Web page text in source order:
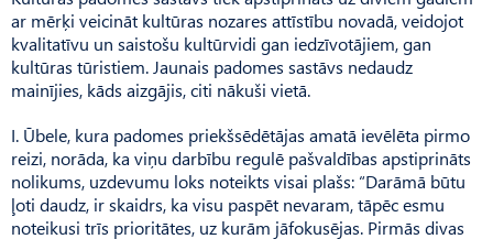
ar mērķi veicināt kultūras nozares attīstību novadā, veidojot
kvalitatīvu un saistošu kultūrvidi gan iedzīvotājiem, gan
kultūras tūristiem. Jaunais padomes sastāvs nedaudz
mainījies, kāds aizgājis, citi nākuši vietā.
I. Ūbele, kura padomes priekšsēdētājas amatā ievēlēta pirmo
reizi, norāda, ka viņu darbību regulē pašvaldības apstiprināts
nolikums, uzdevumu loks noteikts visai plašs: “Darāmā būtu
ļoti daudz, ir skaidrs, ka visu paspēt nevaram, tāpēc esmu
noteikusi trīs prioritātes, uz kurām jāfokusējas. Pirmās divas